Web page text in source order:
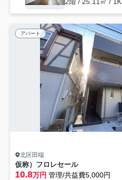
アパート
北区田端
仮称）フロレセール
10.8万円 管理/共益費5,000円